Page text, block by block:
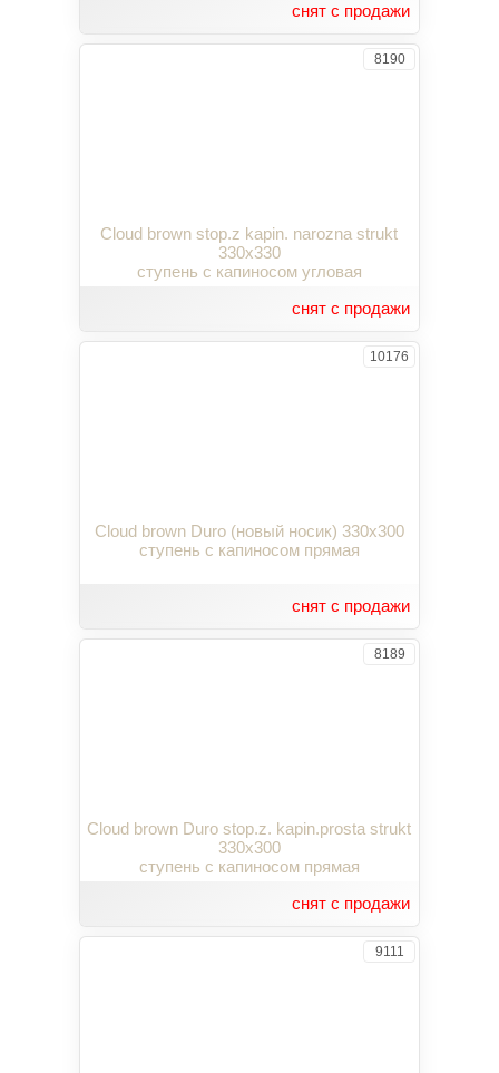
снят с продажи
8190
Cloud brown stop.z kapin. narozna strukt
330x330
ступень с капиносом угловая
снят с продажи
10176
Cloud brown Duro (новый носик) 330x300
ступень с капиносом прямая
снят с продажи
8189
Cloud brown Duro stop.z. kapin.prosta strukt
330x300
ступень с капиносом прямая
снят с продажи
9111